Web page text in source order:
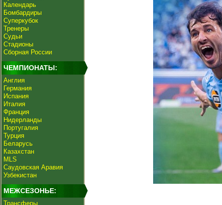
Календарь
Бомбардиры
Суперкубок
Тренеры
Судьи
Стадионы
Сборная России
ЧЕМПИОНАТЫ:
Англия
Германия
Испания
Италия
Франция
Нидерланды
Португалия
Турция
Беларусь
Казахстан
MLS
Саудовская Аравия
Узбекистан
МЕЖСЕЗОНЬЕ:
Трансферы